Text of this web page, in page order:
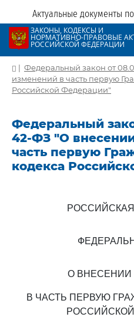
Актуальные документы
ЗАКОНЫ, КОДЕКСЫ И
НОРМАТИВНО-ПРАВОВЫЕ
РОССИЙСКОЙ ФЕДЕРАЦИИ
| Федеральный закон от
изменений в часть первую
Российской Федерации"
Федеральный
42-ФЗ "О
часть первую
кодекса
О ВНЕСЕНИИ
В ЧАСТЬ ПЕРВУЮ